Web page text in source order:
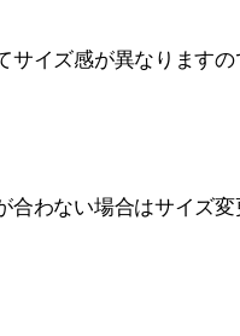
サイズ感が異なります
合わない場合はサイズ